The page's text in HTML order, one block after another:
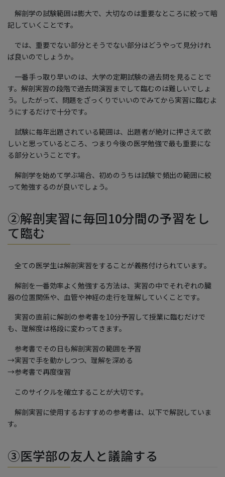
解剖学の試験範囲は膨大で、大切なのは重要なところに絞って暗
記していくことです。
では、重要でない部分とそうでない部分はどうやって見分けれ
ば良いのでしょうか。
一番手っ取り早いのは、大学の定期試験の過去問を見ることで
す。解剖実習の段階で過去問演習までして臨むのは難しいでしょ
う。したがって、問題をざっくりでいいのでみてから実習に臨むよ
うにするだけで十分です。
試験に毎年出題されている範囲は、出題者が絶対に押さえて欲
しいと思っているところ、つまり今後の医学勉強で最も重要にな
る部分ということです。
解剖学を始めて学ぶ場合、初めのうちは試験で頻出の範囲に絞
って勉強するのが良いでしょう。
②解剖実習に毎回10分間の予習をし
て臨む
全ての医学生は解剖実習をすることが義務付けられています。
解剖を一番効率よく勉強する方法は、実習の中でそれぞれの臓
器の位置関係や、血管や神経の走行を理解していくことです。
実習の直前に解剖の参考書を10分予習して授業に臨むだけで
も、理解度は格段に変わってきます。
参考書でその日も解剖実習の範囲を予習
→実習で手を動かしつつ、理解を深める
→参考書で再度復習
このサイクルを確立することが大切です。
解剖実習に使用するおすすめの参考書は、以下で解説していま
す。
③医学部の友人と議論する